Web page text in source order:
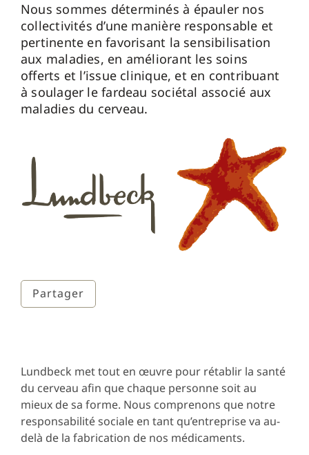
Partager
Nous sommes déterminés à épauler nos
collectivités d’une manière responsable et
pertinente en favorisant la sensibilisation
aux maladies, en améliorant les soins
offerts et l’issue clinique, et en contribuant
à soulager le fardeau sociétal associé aux
maladies du cerveau.
Lundbeck met tout en œuvre pour rétablir la santé
du cerveau afin que chaque personne soit au
mieux de sa forme. Nous comprenons que notre
responsabilité sociale en tant qu’entreprise va au-
delà de la fabrication de nos médicaments.